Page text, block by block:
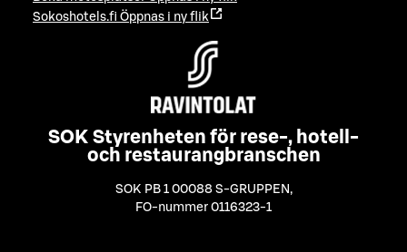
Sokoshotels.fi Öppnas i ny flik
SOK Styrenheten för rese-, hotell-
och restaurangbranschen
SOK PB 1 00088 S-GRUPPEN ,
FO-nummer 0116323-1